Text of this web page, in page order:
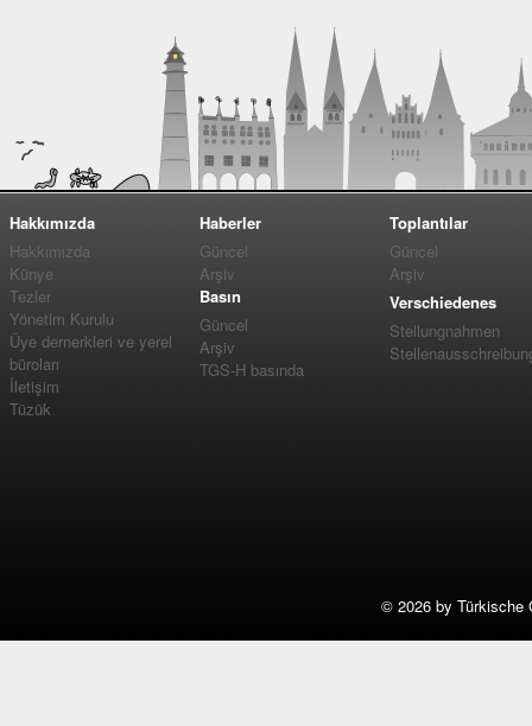
Hakkımızda
Hakkımızda
Künye
Tezler
Yönetim Kurulu
Üye dernerkleri ve yerel
büroları
İletişim
Tüzük
Haberler
Güncel
Arşiv
Basın
Güncel
Arşiv
TGS-H basında
Toplantılar
Güncel
Arşiv
Verschiedenes
Stellungnahmen
© 2026 by Türkische